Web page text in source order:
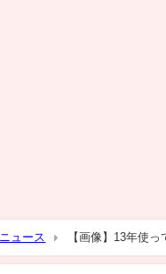
ニュース 【画像】13年使